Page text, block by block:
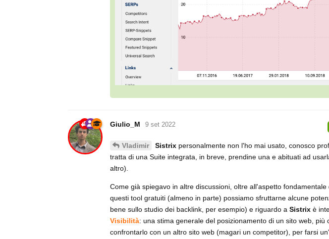
Giulio_M 9 set 2022
Vladimir Sistrix personalmente non l'ho mai usato, conosco
tratta di una Suite integrata, in breve, prendine una e abituati ad
altro).
Come già spiegavo in altre discussioni, oltre all'aspetto fondamentale
questi tool gratuiti (almeno in parte) possiamo sfruttarne alcune
bene sullo studio dei backlink, per esempio) e riguardo a Sistrix è
Visibilità: una stima generale del posizionamento di un sito web,
confrontarlo con un altro sito web (magari un competitor), per farsi